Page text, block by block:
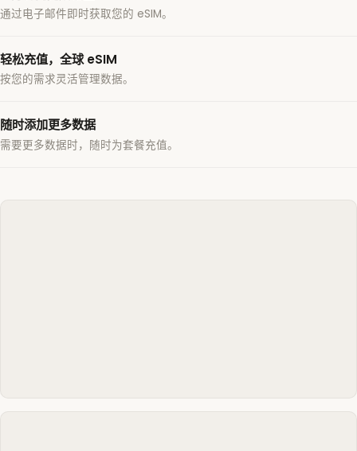
通过电子邮件即时获取您的 eSIM。
轻松充值，全球 eSIM
按您的需求灵活管理数据。
随时添加更多数据
需要更多数据时，随时为套餐充值。